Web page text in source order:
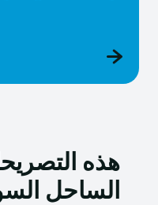
هذه
الساحل